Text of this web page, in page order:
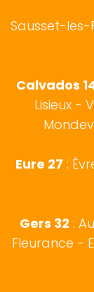
Sausset-les-
Calvados
Lisieux -
Eure 27 :
Gers 32 :
Fleurance -